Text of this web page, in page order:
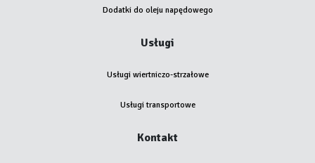
Dodatki do oleju napędowego
Usługi
Usługi wiertniczo-strzałowe
Usługi transportowe
Kontakt